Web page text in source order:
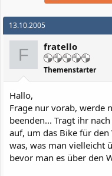
13.10.2005
F fratello
Themenstarter
Hallo,
Frage nur vorab, werde
beenden... Tragt ihr
auf, um das Bike für den
was, was man vielleicht
bevor man es über den